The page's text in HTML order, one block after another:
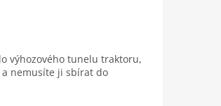
výhozového tunelu traktoru,
nemusíte ji sbírat do